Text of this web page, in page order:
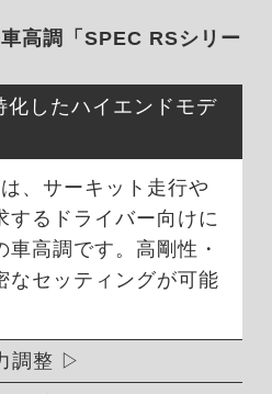
高調「SPEC RSシリー
化したハイエンドモデ
、サーキット走行や
するドライバー向けに
高調です。高剛性・
なセッティングが可能
調整